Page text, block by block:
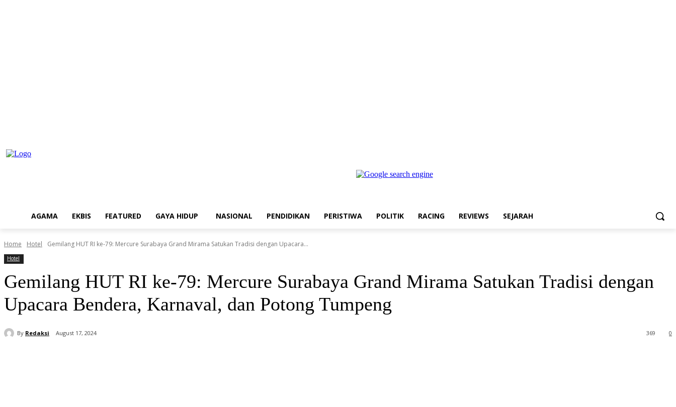
AGAMA EKBIS FEATURED GAYA HIDUP NASIONAL PENDIDIKAN PERISTIWA POLITIK RACING REVIEWS SEJARAH
Home Hotel Gemilang HUT RI ke-79: Mercure Surabaya Grand Mirama Satukan Tradisi dengan Upacara...
Hotel
Gemilang HUT RI ke-79: Mercure Surabaya Grand Mirama Satukan Tradisi dengan
Upacara Bendera, Karnaval, dan Potong Tumpeng
By Redaksi August 17, 2024 0
369